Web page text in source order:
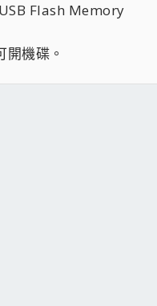
Flash Memory
機碟。